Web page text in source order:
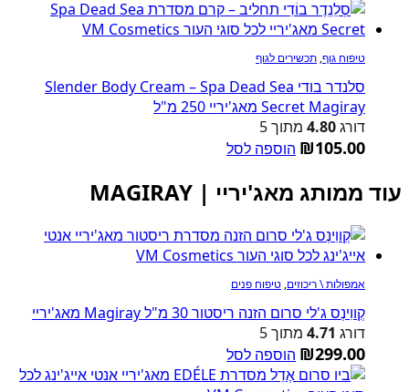
טיפוח גוף, תכשירים לגוף
סלנדר בודי Slender Body Cream – Spa Dead Sea
Secret Magiray מאג'יריי 250 מ"ל
דורג4.80 מתוך 5
₪105.00 הוספה לסל
עוד ממותג מאג'יריי | MAGIRAY
אמפולות \ ריכוזים, טיפוח פנים
קְווִינְס ג'לי סרום הזנה ריסטור 30 מ"ל Magiray מאג'יריי
דורג 4.71 מתוך 5
₪299.00 הוספה לסל